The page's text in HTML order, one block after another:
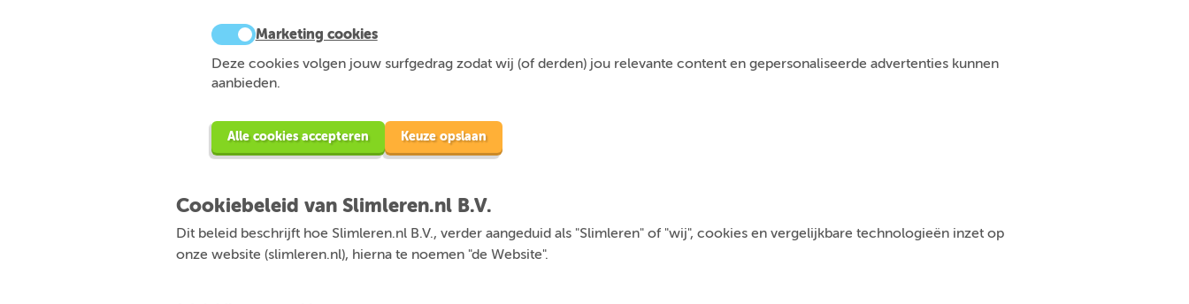
Marketing cookies
Deze cookies volgen jouw surfgedrag zodat wij (of derden) jou relevante content en gepersonaliseerde advertenties kunnen
aanbieden.
Alle cookies accepteren Keuze opslaan
Cookiebeleid van Slimleren.nl B.V.
Dit beleid beschrijft hoe Slimleren.nl B.V., verder aangeduid als "Slimleren" of "wij", cookies en vergelijkbare technologieën inzet op
onze website (slimleren.nl), hierna te noemen "de Website".